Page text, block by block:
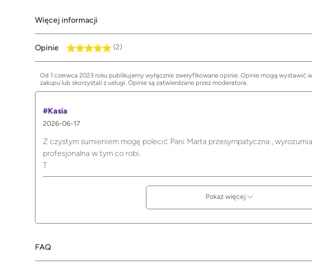
Więcej informacji
Opinie (2)
Od 1 czerwca 2023 roku publikujemy wyłącznie zweryfikowane opinie. Opinie mogą wystawić
zakupu lub skorzystali z usługi. Opinie są zatwierdzane przez moderatora.
#Kasia
2026-06-17
Z czystym sumieniem mogę polecić Pani Marta przesympatyczna ,
profesjonalna w tym co robi.
T
Pokaż więcej
FAQ